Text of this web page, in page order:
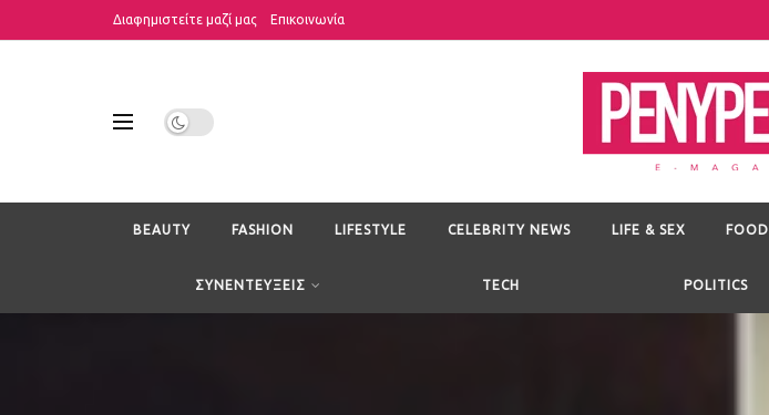
Διαφημιστείτε μαζί μας Επικοινωνία
BEAUTY FASHION LIFESTYLE CELEBRITY NEWS LIFE & SEX FOOD
ΣΥΝΕΝΤΕΥΞΕΙΣ TECH POLITICS